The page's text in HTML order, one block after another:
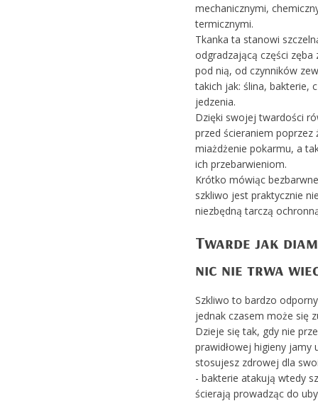
mechanicznymi,
termicznymi.
Tkanka ta stanowi
odgradzającą części zęba
pod nią, od czynników
takich jak: ślina, bakterie,
jedzenia.
Dzięki swojej twardości
przed ścieraniem poprzez
miażdżenie pokarmu, a
ich przebarwieniom.
Krótko mówiąc
szkliwo jest praktycznie
niezbędną tarczą
Twarde jak
nic nie trwa
Szkliwo to bardzo
jednak czasem może się
Dzieje się tak, gdy nie
prawidłowej higieny jamy
stosujesz zdrowej dla
- bakterie atakują wtedy
ścierają prowadząc do